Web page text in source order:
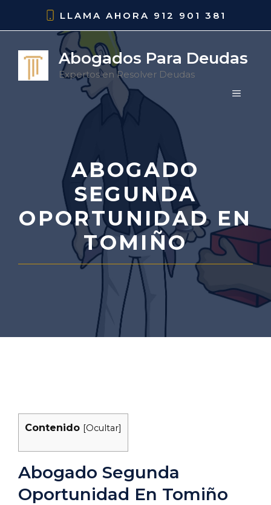
LLAMA AHORA 912 901 381
Abogados Para Deudas
Expertos en Resolver Deudas
MENÚ
ABOGADO
SEGUNDA
OPORTUNIDAD EN
TOMIÑO
Contenido [Ocultar]
Abogado Segunda
Oportunidad En Tomiño